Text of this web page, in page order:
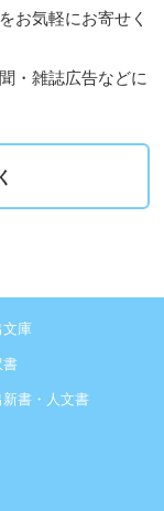
お気軽にお寄せく
・雑誌広告などに
文庫
書
新書・人文書